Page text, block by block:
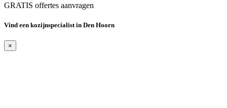
GRATIS offertes aanvragen
Vind een kozijnspecialist in Den Hoorn
×